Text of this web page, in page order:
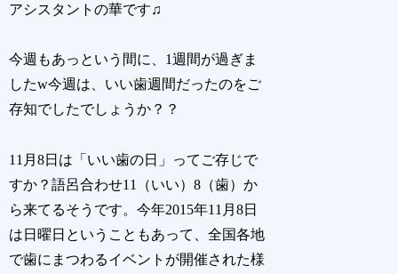
アシスタントの華です♫
今週もあっという間に、1週間が過ぎま
したw今週は、いい歯週間だったのをご
存知でしたでしょうか？？
11月8日は「いい歯の日」ってご存じで
すか？語呂合わせ11（いい）8（歯）か
ら来てるそうです。今年2015年11月8日
は日曜日ということもあって、全国各地
で歯にまつわるイベントが開催された様